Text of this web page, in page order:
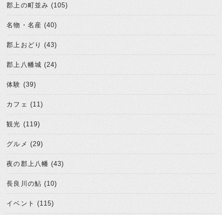
郡上の町並み (105)
名物・名産 (40)
郡上おどり (43)
郡上八幡城 (24)
体験 (39)
カフェ (11)
観光 (119)
グルメ (29)
夜の郡上八幡 (43)
長良川の鮎 (10)
イベント (115)